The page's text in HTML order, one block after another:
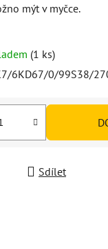
mýt v myčce.
(1 ks)
6KD67/0/99S38/
Sdílet